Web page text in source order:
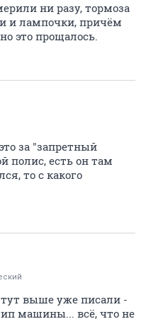
ни разу, тормоза
и лампочки, причём
это прощалось.
за "запретный
полис, есть он там
то с какого
тут выше уже писали -
машины... всё, что не